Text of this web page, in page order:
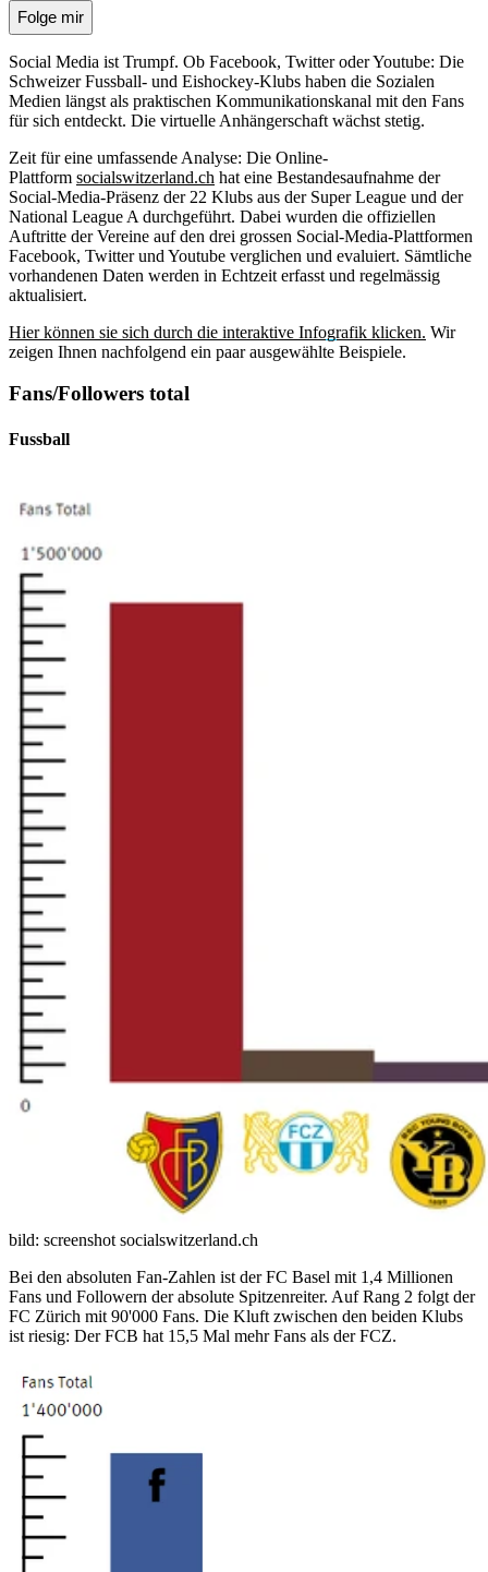
Folge mir
Social Media ist Trumpf. Ob Facebook, Twitter oder Youtube: Die
Schweizer Fussball- und Eishockey-Klubs haben die Sozialen
Medien längst als praktischen Kommunikationskanal mit den Fans
für sich entdeckt. Die virtuelle Anhängerschaft wächst stetig.
Zeit für eine umfassende Analyse: Die Online-
Plattform socialswitzerland.ch hat eine Bestandesaufnahme der
Social-Media-Präsenz der 22 Klubs aus der Super League und der
National League A durchgeführt. Dabei wurden die offiziellen
Auftritte der Vereine auf den drei grossen Social-Media-Plattformen
Facebook, Twitter und Youtube verglichen und evaluiert. Sämtliche
vorhandenen Daten werden in Echtzeit erfasst und regelmässig
aktualisiert.
Hier können sie sich durch die interaktive Infografik klicken. Wir
zeigen Ihnen nachfolgend ein paar ausgewählte Beispiele.
Fans/Followers total
Fussball
bild: screenshot socialswitzerland.ch
Bei den absoluten Fan-Zahlen ist der FC Basel mit 1,4 Millionen
Fans und Followern der absolute Spitzenreiter. Auf Rang 2 folgt der
FC Zürich mit 90'000 Fans. Die Kluft zwischen den beiden Klubs
ist riesig: Der FCB hat 15,5 Mal mehr Fans als der FCZ.